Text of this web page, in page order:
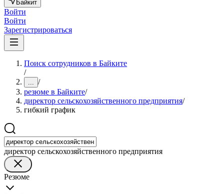
Байкит
Войти
Войти
Зарегистрироваться
Поиск сотрудников в Байките
/
... /
резюме в Байките/
директор сельскохозяйственного предприятия/
гибкий график
директор сельскохозяйственного предприятия
Резюме